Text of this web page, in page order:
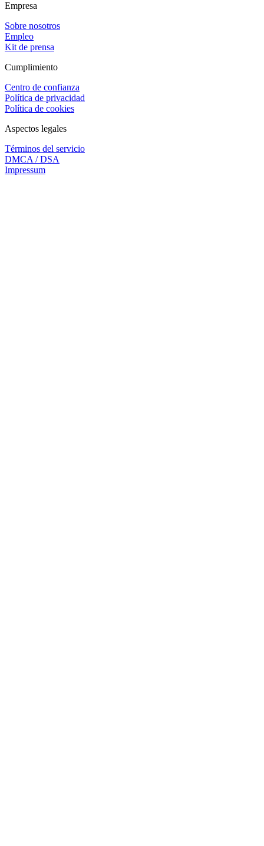
Empresa
Sobre nosotros
Empleo
Kit de prensa
Cumplimiento
Centro de confianza
Política de privacidad
Política de cookies
Aspectos legales
Términos del servicio
DMCA / DSA
Impressum